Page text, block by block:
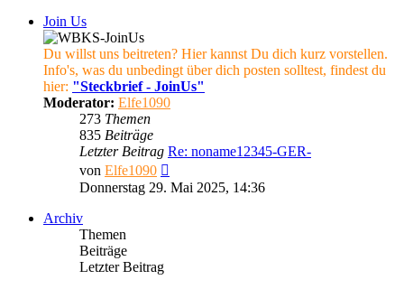
Join Us
Du willst uns beitreten? Hier kannst Du dich kurz vorstellen.
Info's, was du unbedingt über dich posten solltest, findest du
hier: "Steckbrief - JoinUs"
Moderator: Elfe1090
273 Themen
835 Beiträge
Letzter Beitrag Re: noname12345-GER-
von Elfe1090
Beitrag
Donnerstag 29. Mai 2025, 14:36
Archiv
Themen
Beiträge
Letzter Beitrag